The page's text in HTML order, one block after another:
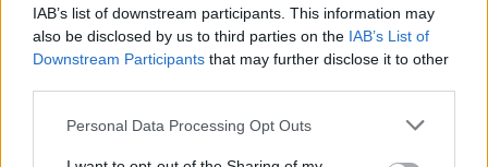
IAB’s list of downstream participants. This information may
also be disclosed by us to third parties on the IAB’s List of
Downstream Participants that may further disclose it to other
Personal Data Processing Opt Outs
Έτσι, όλοι όσοι θα έρθουν -και υπάρχει σημαντικό
διεθνές ενδιαφέρον- να μην έχουν αυτό που λέμε
“κίνδυνο ανάπτυξης”, ο οποίος στις ΑΠΕ
αποδεικνύεται -όχι μόνο στην Ελλάδα, αλλά και
διεθνώς- εξαιρετικά επώδυνος.